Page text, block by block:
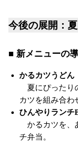
今後の展開：
■ 新メニューの
かるカツうどん
夏にぴったり
カツを組み合わ
ひんやりランチ
かるカツを、
チ弁当。